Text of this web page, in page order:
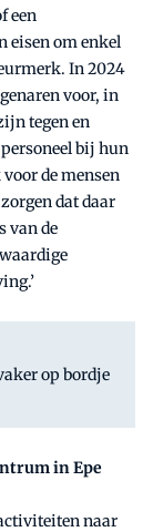
een
eisen om enkel
In 2024
voor, in
tegen en
bij hun
de mensen
dat daar
van de
op bordje
in Epe
naar